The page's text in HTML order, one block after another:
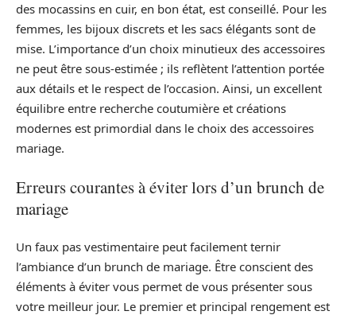
des mocassins en cuir, en bon état, est conseillé. Pour les
femmes, les bijoux discrets et les sacs élégants sont de
mise. L’importance d’un choix minutieux des accessoires
ne peut être sous-estimée ; ils reflètent l’attention portée
aux détails et le respect de l’occasion. Ainsi, un excellent
équilibre entre recherche coutumière et créations
modernes est primordial dans le choix des accessoires
mariage.
Erreurs courantes à éviter lors d’un brunch de
mariage
Un faux pas vestimentaire peut facilement ternir
l’ambiance d’un brunch de mariage. Être conscient des
éléments à éviter vous permet de vous présenter sous
votre meilleur jour. Le premier et principal rengement est